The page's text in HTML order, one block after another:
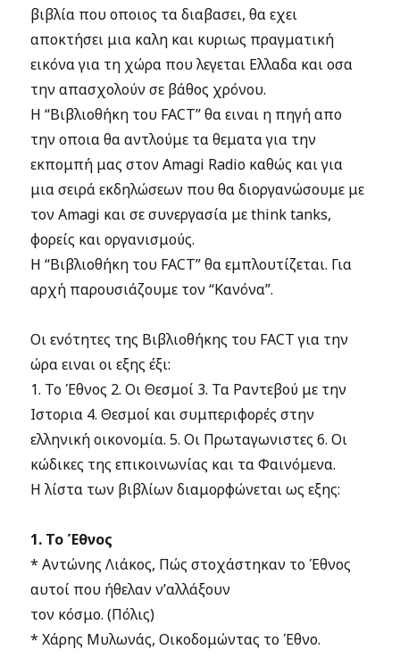
βιβλία που οποιος τα διαβασει, θα εχει
αποκτήσει μια καλη και κυριως πραγματική
εικόνα για τη χώρα που λεγεται Ελλαδα και οσα
την απασχολούν σε βάθος χρόνου.
Η “Βιβλιοθήκη του FACT” θα ειναι η πηγή απο
την οποια θα αντλούμε τα θεματα για την
εκπομπή μας στον Amagi Radio καθώς και για
μια σειρά εκδηλώσεων που θα διοργανώσουμε με
τον Amagi και σε συνεργασία με think tanks,
φορείς και οργανισμούς.
Η “Βιβλιοθήκη του FACT” θα εμπλουτίζεται. Για
αρχή παρουσιάζουμε τον “Κανόνα”.
Οι ενότητες της Βιβλιοθήκης του FACT για την
ώρα ειναι οι εξης έξι:
1. Το Έθνος 2. Οι Θεσμοί 3. Τα Ραντεβού με την
Ιστορια 4. Θεσμοί και συμπεριφορές στην
ελληνική οικονομία. 5. Οι Πρωταγωνιστες 6. Οι
κώδικες της επικοινωνίας και τα Φαινόμενα.
Η λίστα των βιβλίων διαμορφώνεται ως εξης:
1. To Έθνος
* Αντώνης Λιάκος, Πώς στοχάστηκαν το Έθνος
αυτοί που ήθελαν ν’αλλάξουν
τον κόσμο. (Πόλις)
* Χάρης Μυλωνάς, Οικοδομώντας το Έθνο.